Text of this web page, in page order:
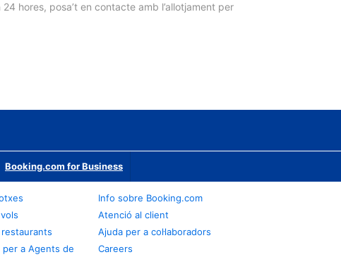
hores, posa’t en contacte amb l’allotjament per
Booking.com for Business
per a Agents de
Info sobre Booking.com
Atenció al client
Ajuda per a col·laboradors
Careers